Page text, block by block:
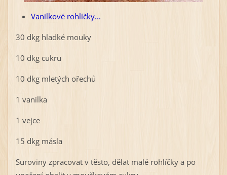
​Vanilkové rohlíčky...
30 dkg hladké mouky
10 dkg cukru
10 dkg mletých ořechů
1 vanilka
1 vejce
15 dkg másla
Suroviny zpracovat v těsto, dělat malé rohlíčky a po